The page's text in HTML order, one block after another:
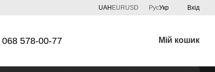
UAH EURUSD РусУкр Вхід
068 578-00-77 Мій кошик